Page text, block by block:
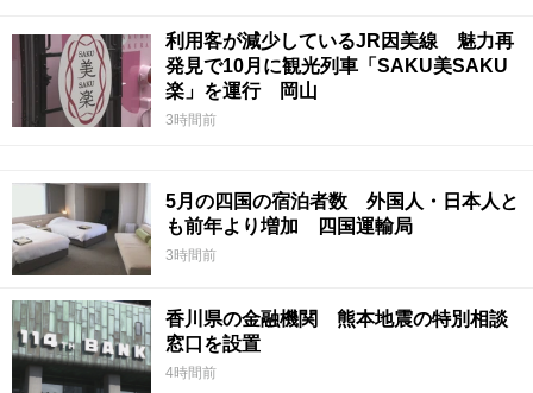
利用客が減少しているJR因美線 魅力再
発見で10月に観光列車「SAKU美SAKU
楽」を運行 岡山
3時間前
5月の四国の宿泊者数 外国人・日本人と
も前年より増加 四国運輸局
3時間前
香川県の金融機関 熊本地震の特別相談
窓口を設置
4時間前